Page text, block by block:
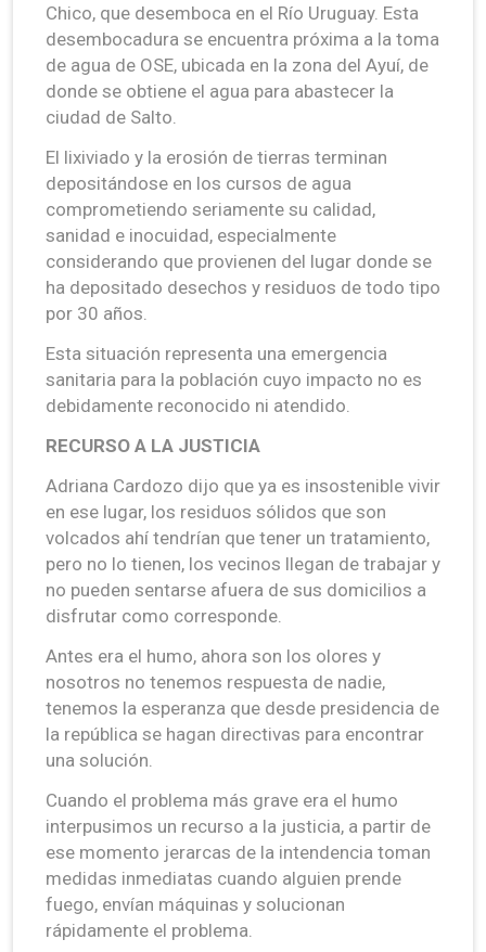
Chico, que desemboca en el Río Uruguay. Esta
desembocadura se encuentra próxima a la toma
de agua de OSE, ubicada en la zona del Ayuí, de
donde se obtiene el agua para abastecer la
ciudad de Salto.
El lixiviado y la erosión de tierras terminan
depositándose en los cursos de agua
comprometiendo seriamente su calidad,
sanidad e inocuidad, especialmente
considerando que provienen del lugar donde se
ha depositado desechos y residuos de todo tipo
por 30 años.
Esta situación representa una emergencia
sanitaria para la población cuyo impacto no es
debidamente reconocido ni atendido.
RECURSO A LA JUSTICIA
Adriana Cardozo dijo que ya es insostenible vivir
en ese lugar, los residuos sólidos que son
volcados ahí tendrían que tener un tratamiento,
pero no lo tienen, los vecinos llegan de trabajar y
no pueden sentarse afuera de sus domicilios a
disfrutar como corresponde.
Antes era el humo, ahora son los olores y
nosotros no tenemos respuesta de nadie,
tenemos la esperanza que desde presidencia de
la república se hagan directivas para encontrar
una solución.
Cuando el problema más grave era el humo
interpusimos un recurso a la justicia, a partir de
ese momento jerarcas de la intendencia toman
medidas inmediatas cuando alguien prende
fuego, envían máquinas y solucionan
rápidamente el problema.